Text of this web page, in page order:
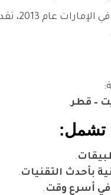
،
– قطر.
تشمل:
.
بأحدث التقنيات .
.